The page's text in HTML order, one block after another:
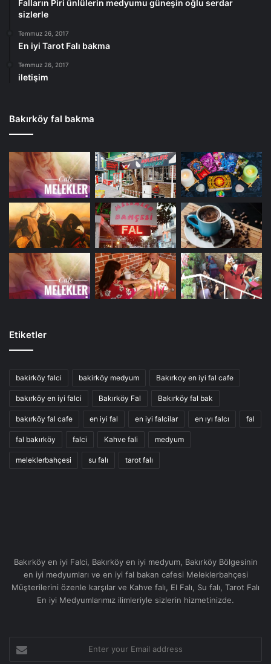
Falların Piri ünlülerin medyumu güneşin oğlu serdar
sizlerle
Temmuz 26, 2017
En iyi Tarot Falı bakma
Temmuz 26, 2017
iletişim
Bakırköy fal bakma
Etiketler
bakirköy falci bakirköy medyum Bakırkoy en iyi fal cafe
bakırköy en iyi falci Bakırköy Fal Bakırköy fal bak
bakırköy fal cafe en iyi fal en iyi falcilar en ıyı falcı fal
fal bakırköy falci Kahve fali medyum
meleklerbahçesi su falı tarot falı
Bakırköy en iyi Falci, Bakırköy en iyi medyum, Bakırköy Bölgesinin
en iyi medyumları ve en iyi fal bakan cafesi Meleklerbahçesi
Müşterilerini özenle karşılar ve Kahve falı, El Falı, Su falı, Tarot Falı
En iyi Medyumlarımız ilimleriyle sizlerin hizmetinizde.
your